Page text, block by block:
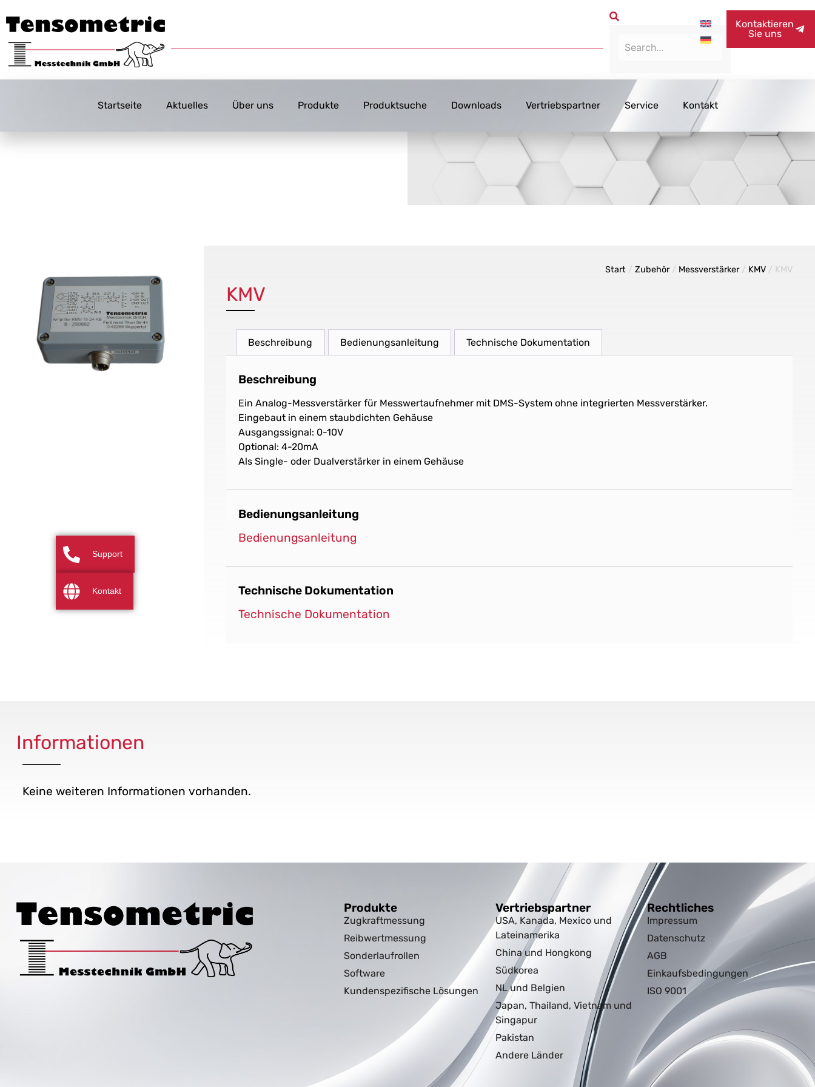
Kontaktieren
Sie uns
Startseite Aktuelles Über uns Produkte Produktsuche Downloads Vertriebspartner Service Kontakt
Start /Zubehör/ Messverstärker/ KMV / KMV
KMV
Beschreibung Bedienungsanleitung Technische Dokumentation
Beschreibung
Ein Analog-Messverstärker für Messwertaufnehmer mit DMS-System ohne integrierten Messverstärker.
Eingebaut in einem staubdichten Gehäuse
Ausgangssignal: 0-10V
Optional: 4-20mA
Als Single- oder Dualverstärker in einem Gehäuse
Bedienungsanleitung
Bedienungsanleitung
Technische Dokumentation
Technische Dokumentation
Informationen
Keine weiteren Informationen vorhanden.
Produkte
Zugkraftmessung
Reibwertmessung
Sonderlaufrollen
Software
Kundenspezifische Lösungen
Vertriebspartner
USA, Kanada, Mexico und
Lateinamerika
China und Hongkong
Südkorea
NL und Belgien
Japan, Thailand, Vietnam und
Singapur
Pakistan
Andere Länder
Rechtliches
Impressum
Datenschutz
AGB
Einkaufsbedingungen
ISO 9001
Support
Kontakt